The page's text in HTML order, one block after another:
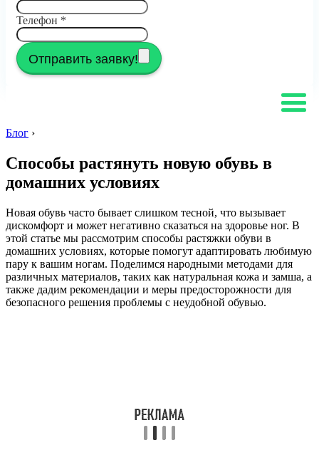
Телефон *
Отправить заявку!
Блог ›
Способы растянуть новую обувь в
домашних условиях
Новая обувь часто бывает слишком тесной, что вызывает
дискомфорт и может негативно сказаться на здоровье ног. В
этой статье мы рассмотрим способы растяжки обуви в
домашних условиях, которые помогут адаптировать любимую
пару к вашим ногам. Поделимся народными методами для
различных материалов, таких как натуральная кожа и замша, а
также дадим рекомендации и меры предосторожности для
безопасного решения проблемы с неудобной обувью.